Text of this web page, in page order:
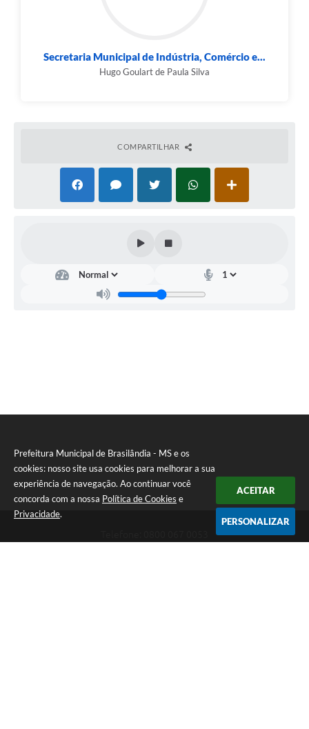
Prefeitura Municipal de Brasilândia - MS e os
cookies: nosso site usa cookies para melhorar a sua
experiência de navegação. Ao continuar você
concorda com a nossa Política de Cookies e
Privacidade.
ACEITAR
PERSONALIZAR
Secretaria Municipal de Indústria, Comércio e...
Hugo Goulart de Paula Silva
COMPARTILHAR